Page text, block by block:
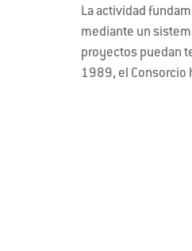
La actividad
mediante un
proyectos puedan
1989, el Consorcio